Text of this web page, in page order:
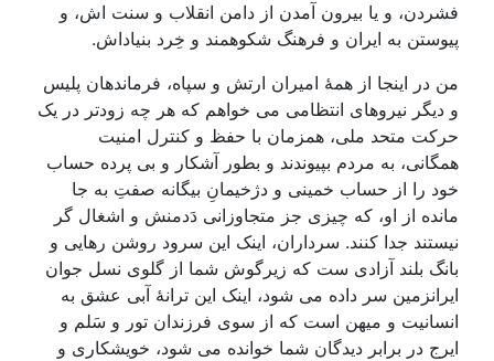
فشردن، و یا بیرون آمدن از دامن انقلاب و سنت اش، و
پیوستن به ایران و فرهنگ شکوهمند و خِرد بنیاداش.
من در اینجا از همۀ امیران ارتش و سپاه، فرماندهان پلیس
و دیگر نیروهای انتظامی می خواهم که هر چه زودتر در یک
حرکت متحد ملی، همزمان با حفظ و کنترل امنیت
همگانی، به مردم بپیوندند و بطور آشکار و بی پرده حساب
خود را از حساب خمینی و دژخیمانِ بیگانه صفتِ به جا
مانده از او، که چیزی جز متجاوزانی دَدمنش و اشغال گر
نیستند جدا کنند. سرداران، اینک این سرود روشن رهایی و
بانگ بلند آزادی ست که زیرگوش شما از گلوی نسل جوان
ایرانزمین سر داده می شود، اینک این ترانۀ آبی عشق به
انسانیت و میهن است که از سوی فرزندان تور و سَلم و
ایرج در برابر دیدگان شما خوانده می شود، خویشکاری و